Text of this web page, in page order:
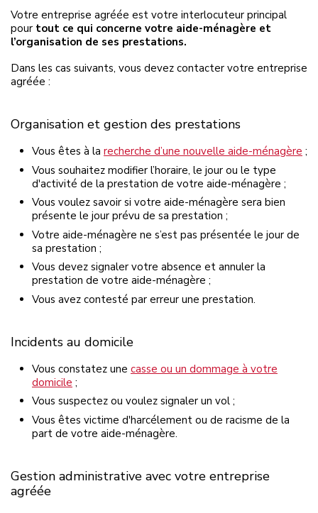
Votre entreprise agréée est votre interlocuteur principal
pour tout ce qui concerne votre aide-ménagère et
l’organisation de ses prestations.
Dans les cas suivants, vous devez contacter votre entreprise
agréée :
Organisation et gestion des prestations
Vous êtes à la recherche d’une nouvelle aide-ménagère ;
Vous souhaitez modifier l’horaire, le jour ou le type
d'activité de la prestation de votre aide-ménagère ;
Vous voulez savoir si votre aide-ménagère sera bien
présente le jour prévu de sa prestation ;
Votre aide-ménagère ne s’est pas présentée le jour de
sa prestation ;
Vous devez signaler votre absence et annuler la
prestation de votre aide-ménagère ;
Vous avez contesté par erreur une prestation.
Incidents au domicile
Vous constatez une casse ou un dommage à votre
domicile ;
Vous suspectez ou voulez signaler un vol ;
Vous êtes victime d'harcélement ou de racisme de la
part de votre aide-ménagère.
Gestion administrative avec votre entreprise
agréée